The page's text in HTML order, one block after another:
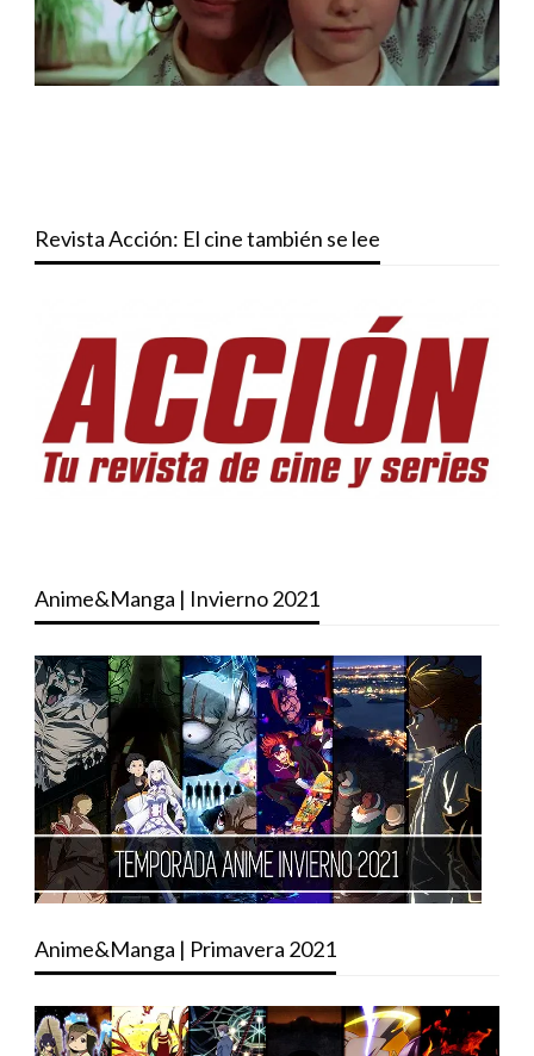
Revista Acción: El cine también se lee
Anime&Manga | Invierno 2021
Anime&Manga | Primavera 2021